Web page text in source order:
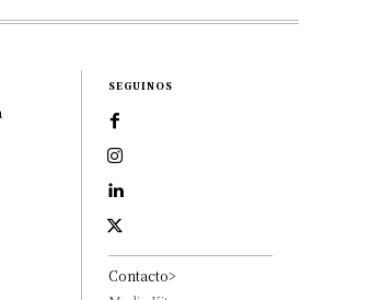
SEGUINOS
Contacto>